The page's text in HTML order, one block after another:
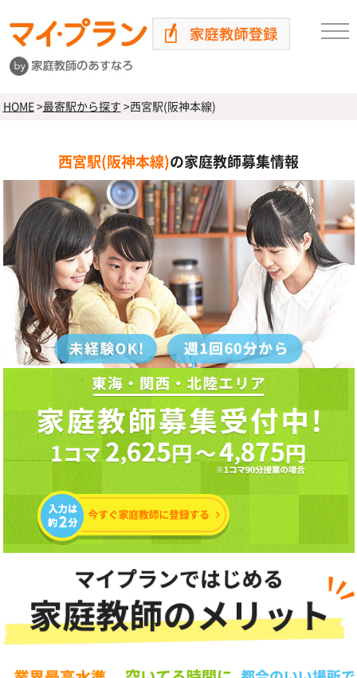
HOME>最寄駅から探す >西宮駅(阪神本線)
西宮駅(阪神本線)の家庭教師募集情報